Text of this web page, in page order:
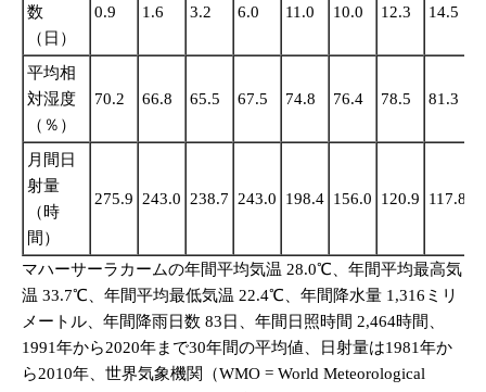
数
（日）
0.9 1.6 3.2 6.0 11.0 10.0 12.3 14.5
平均相
対湿度
（％）
70.2 66.8 65.5 67.5 74.8 76.4 78.5 81.3
月間日
射量
（時
間）
275.9 243.0 238.7 243.0 198.4 156.0 120.9 117.8
マハーサーラカームの年間平均気温 28.0℃、年間平均最高気
温 33.7℃、年間平均最低気温 22.4℃、年間降水量 1,316ミリ
メートル、年間降雨日数 83日、年間日照時間 2,464時間、
1991年から2020年まで30年間の平均値、日射量は1981年か
ら2010年、世界気象機関（WMO = World Meteorological